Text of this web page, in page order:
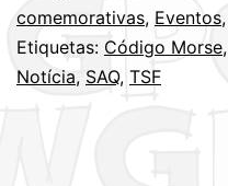
comemorativas, Eventos,
Etiquetas: Código Morse,
Notícia, SAQ, TSF